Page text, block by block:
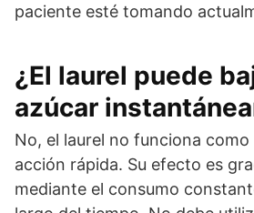
paciente esté tomando
¿El laurel puede
azúcar
No, el laurel no funciona
acción rápida. Su efecto es
mediante el consumo